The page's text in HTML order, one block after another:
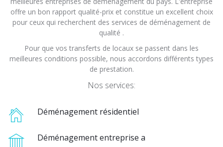
offre un bon rapport qualité-prix et constitue un excellent choix
pour ceux qui recherchent des services de déménagement de
qualité .
Pour que vos transferts de locaux se passent dans les
meilleures conditions possible, nous accordons différents types
de prestation.
Nos services:
Déménagement résidentiel
Déménagement entreprise a